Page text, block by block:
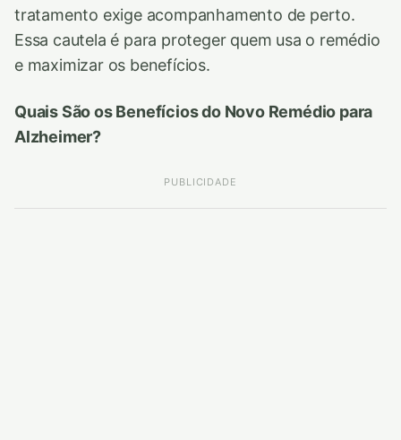
tratamento exige acompanhamento de perto.
Essa cautela é para proteger quem usa o remédio
e maximizar os benefícios.
Quais São os Benefícios do Novo Remédio para
Alzheimer?
PUBLICIDADE